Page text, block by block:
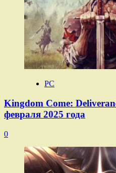
PC
Kingdom Come:
февраля 2025 года
0